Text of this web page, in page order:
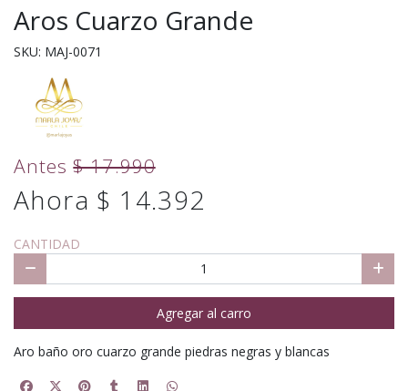
Aros Cuarzo Grande
SKU: MAJ-0071
Antes$ 17.990
Ahora $ 14.392
CANTIDAD
Agregar al carro
Aro baño oro cuarzo grande piedras negras y blancas